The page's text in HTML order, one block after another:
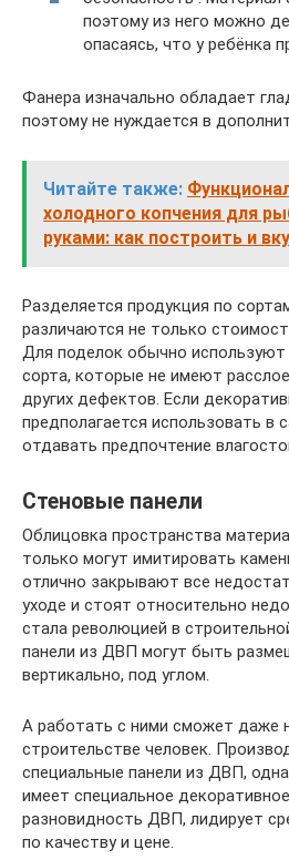
поэтому из него можно
опасаясь, что у ребёнка
Фанера изначально обладает
поэтому не нуждается в
Читайте также:
холодного копчения для
руками: как построить и
Разделяется продукция по
различаются не только
Для поделок обычно используют
сорта, которые не имеют
других дефектов. Если
предполагается использовать в
отдавать предпочтение
Стеновые панели
Облицовка пространства
только могут имитировать
отлично закрывают все
уходе и стоят относительно
стала революцией в
панели из ДВП могут быть
вертикально, под углом.
А работать с ними сможет даже
строительстве человек.
специальные панели из ДВП,
имеет специальное
разновидность ДВП, лидирует
по качеству и цене.